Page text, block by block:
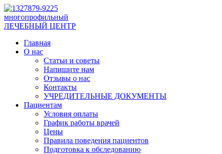
многопрофильный
ЛЕЧЕБНЫЙ ЦЕНТР
Главная
О нас
Статьи и советы
Напишите нам
Отзывы о нас
Контакты
УЧРЕДИТЕЛЬНЫЕ ДОКУМЕНТЫ
Пациентам
Условия оплаты
График работы врачей
Цены
Правила поведения пациентов
Подготовка к обследованию